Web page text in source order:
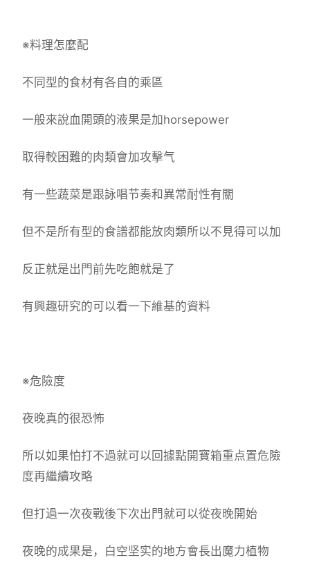
※料理怎麼配
不同型的食材有各自的乘區
一般來說血開頭的液果是加horsepower
取得較困難的肉類會加攻擊气
有一些蔬菜是跟詠唱节奏和異常耐性有關
但不是所有型的食譜都能放肉類所以不見得可以加
反正就是出門前先吃飽就是了
有興趣研究的可以看一下維基的資料
※危險度
夜晚真的很恐怖
所以如果怕打不過就可以回據點開寶箱重点置危險
度再繼續攻略
但打過一次夜戰後下次出門就可以從夜晚開始
夜晚的成果是，白空坚实的地方會長出魔力植物